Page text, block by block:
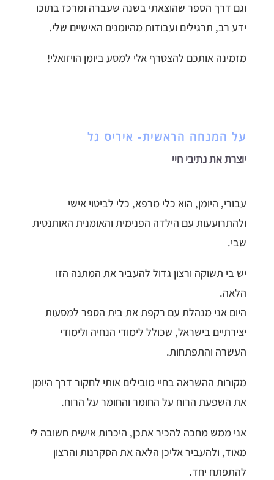
וגם דרך הספר שהוצאתי בשנה שעברה ומרכז בתוכו
ידע רב, תרגילים ועבודות מהיומנים האישיים שלי.
מזמינה אותכם להצטרף אלי למסע ביומן הויזואלי!
על המנחה הראשית- איריס גל
יוצרת את נתיבי חיי
עבורי, היומן, הוא כלי מרפא, כלי לביטוי אישי
ולהתרועעות עם הילדה הפנימית והאומנית האותנטית
שבי.
יש בי תשוקה ורצון גדול להעביר את המתנה הזו
הלאה.
היום אני מנהלת עם רקפת את בית הספר למסעות
יצירתיים בישראל, שכולל לימודי הנחיה ולימודי
העשרה והתפתחות.
מקורות ההשראה בחיי מובילים אותי לחקור דרך היומן
את השפעת הרוח על החומר והחומר על הרוח.
אני ממש מחכה להכיר אתכן, היכרות אישית חשובה לי
מאוד, ולהעביר אליכן הלאה את הסקרנות והרצון
להתפתח יחד.